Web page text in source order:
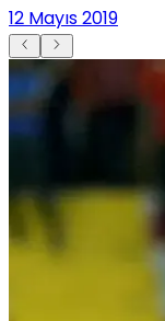
12 Mayıs 2019